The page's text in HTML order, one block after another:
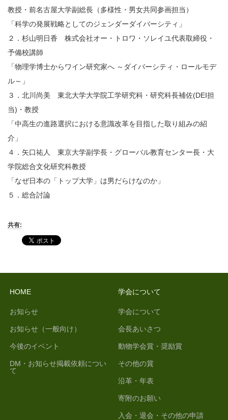
教授・前名古屋大学副総長（多様性・男女共同参画担当）
「科学の発展戦略としてのジェンダーダイバーシティ」
２．杉山明日香 株式会社オー・トロワ・ソレイユ代表取締役・
予備校講師
「物理学博士からワイン研究家へ ～ダイバーシティ・ロールモデ
ル～」
３．北川尚美 東北大学大学院工学研究科・研究科長補佐(DEI担
当)・教授
「中高生の進路選択における意識改革を目指した取り組みの紹
介」
４．矢口祐人 東京大学副学長・グローバル教育センター長・大
学院総合文化研究科教授
「なぜ日本の「トップ大学」は男だらけなのか」
５．総合討論
共有:
HOME
お知らせ
お知らせ（一般向け）
今後のイベント
DM・お知らせ掲載依頼につい
て
学会について
学会について
会長あいさつ
動物学会賞・奨励賞
その他の賞
沿革・年表
寄附のお願い
入会・退会・その他の申請